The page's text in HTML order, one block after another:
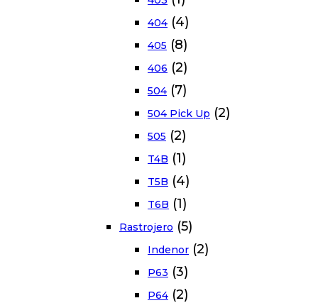
404 (4)
405 (8)
406 (2)
504 (7)
504 Pick Up (2)
505 (2)
T4B (1)
T5B (4)
T6B (1)
Rastrojero (5)
Indenor (2)
P63 (3)
P64 (2)